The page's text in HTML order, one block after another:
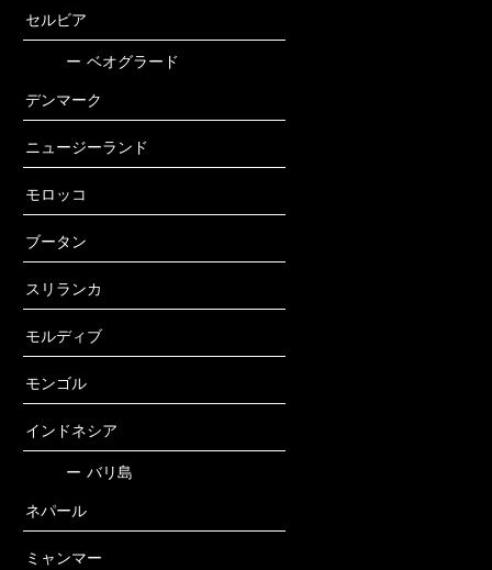
セルビア
ー ベオグラード
デンマーク
ニュージーランド
モロッコ
ブータン
スリランカ
モルディブ
モンゴル
インドネシア
ー バリ島
ネパール
ミャンマー